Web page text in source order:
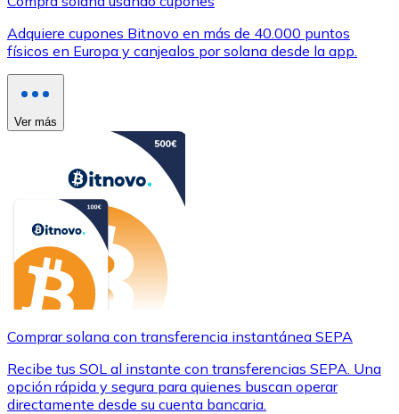
Adquiere cupones Bitnovo en más de 40.000 puntos
físicos en Europa y canjealos por solana desde la app.
Ver más
Comprar solana con transferencia instantánea SEPA
Recibe tus SOL al instante con transferencias SEPA. Una
opción rápida y segura para quienes buscan operar
directamente desde su cuenta bancaria.